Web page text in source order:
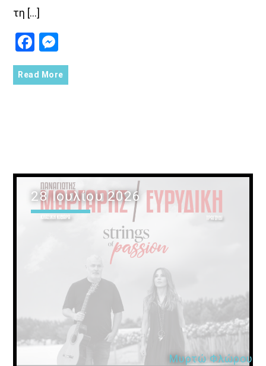
τη […]
Facebook
Read More
28 Ιουλίου 2026
Μυρτώ Φλώρου